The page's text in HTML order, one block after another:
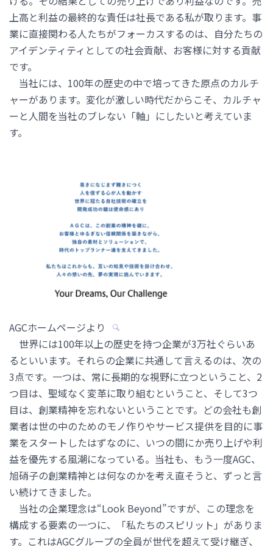
上高と利益の最終的な責任は社長である私が取ります。事
業に直接関わる人たちがフォーカスするのは、自分たちの
アイデンティティとしての社会貢献、お客様に対する貢献
です。
当社には、100年の歴史の中で培ってきた原点のカルチ
ャーがあります。変化が激しい時代だからこそ、カルチャ
ーと人間を当社のブレない「軸」にしたいと考えていま
す。
AGCホームページより
世界には100年以上の歴史を持つ企業が3万社ぐらいあ
るといいます。それらの企業に共通して言えるのは、次の
3点です。一つは、常に長期的な視野に立つということ、2
つ目は、聖域なく変革に取り組むということ、そして3つ
目は、創業精神を忘れないということです。どの会社も創
業者は世の中のためのモノ作りやサービス提供を目的に事
業をスタートしたはずなのに、いつの間にか売り上げや利
益を優先する風潮になっている。当社も、もう一度AGC、
旭硝子の創業精神とは何なのかを考え直そうと、ずっと言
い続けてきました。
当社の企業理念は“Look Beyond”ですが、この理念を
構成する要素の一つに、「私たちのスピリット」がありま
す。これはAGCグループの全員が世代を超えて受け継ぎ、